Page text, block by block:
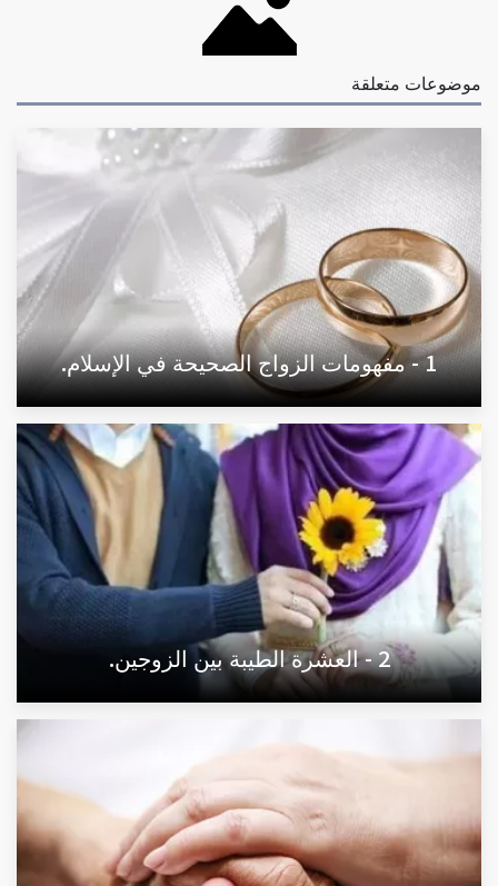
موضوعات متعلقة
1 - مفهومات الزواج الصحيحة في الإسلام.
2 - العشرة الطيبة بين الزوجين.